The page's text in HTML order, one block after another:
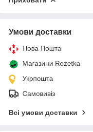
Умови доставки
Нова Пошта
Магазини Rozetka
Укрпошта
Самовивіз
Всі умови доставки